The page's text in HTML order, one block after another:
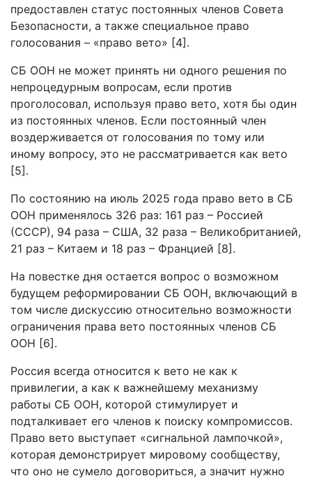
предоставлен статус постоянных членов Совета
Безопасности, а также специальное право
голосования – «право вето» [4].
СБ ООН не может принять ни одного решения по
непроцедурным вопросам, если против
проголосовал, используя право вето, хотя бы один
из постоянных членов. Если постоянный член
воздерживается от голосования по тому или
иному вопросу, это не рассматривается как вето
[5].
По состоянию на июль 2025 года право вето в СБ
ООН применялось 326 раз: 161 раз – Россией
(СССР), 94 раза – США, 32 раза – Великобританией,
21 раз – Китаем и 18 раз – Францией [8].
На повестке дня остается вопрос о возможном
будущем реформировании СБ ООН, включающий в
том числе дискуссию относительно возможности
ограничения права вето постоянных членов СБ
ООН [6].
Россия всегда относится к вето не как к
привилегии, а как к важнейшему механизму
работы СБ ООН, которой стимулирует и
подталкивает его членов к поиску компромиссов.
Право вето выступает «сигнальной лампочкой»,
которая демонстрирует мировому сообществу,
что оно не сумело договориться, а значит нужно